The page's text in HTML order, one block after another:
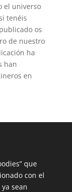
el universo
tenéis
os
de nuestro
ha
han
en
que
con el
sean